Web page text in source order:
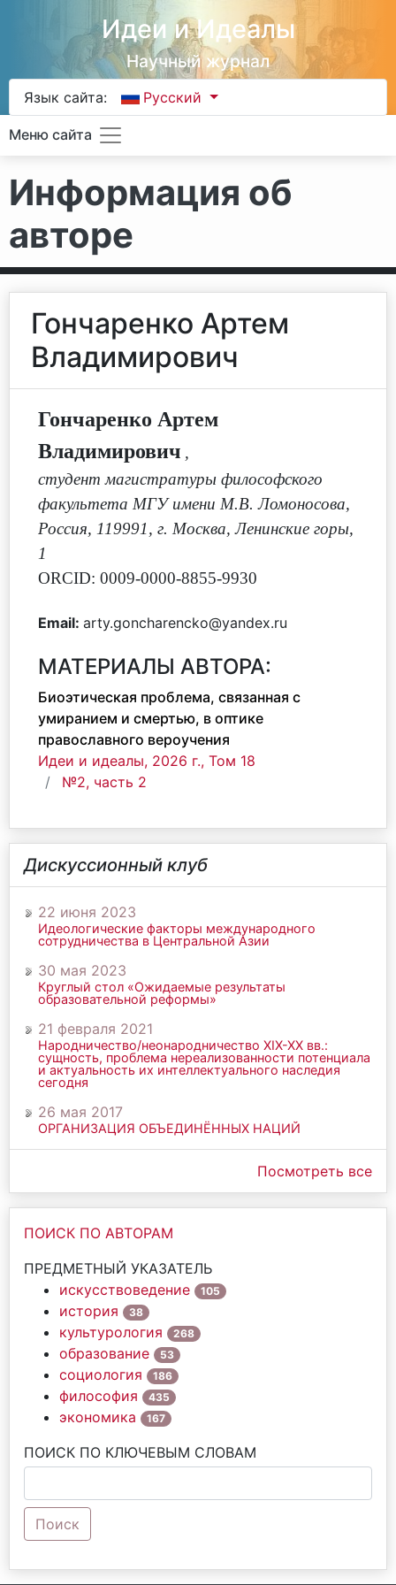
Идеи и Идеалы
Научный журнал
Язык сайта: Русский
Меню сайта
Информация об
авторе
Гончаренко Артем
Владимирович
Гончаренко Артем
Владимирович ,
студент магистратуры философского
факультета МГУ имени М.В. Ломоносова,
Россия, 119991, г. Москва, Ленинские горы,
1
ORCID: 0009-0000-8855-9930
Email: arty.goncharencko@yandex.ru
МАТЕРИАЛЫ АВТОРА:
Биоэтическая проблема, связанная с
умиранием и смертью, в оптике
православного вероучения
Идеи и идеалы, 2026 г., Том 18
№2, часть 2
Дискуссионный клуб
22 июня 2023
Идеологические факторы международного
сотрудничества в Центральной Азии
30 мая 2023
Круглый стол «Ожидаемые результаты
образовательной реформы»
21 февраля 2021
Народничество/неонародничество ХIХ-ХХ вв.:
сущность, проблема нереализованности потенциала
и актуальность их интеллектуального наследия
сегодня
26 мая 2017
ОРГАНИЗАЦИЯ ОБЪЕДИНЁННЫХ НАЦИЙ
Посмотреть все
ПОИСК ПО АВТОРАМ
ПРЕДМЕТНЫЙ УКАЗАТЕЛЬ
искусствоведение
105
история 38
культурология 268
образование 53
социология 186
философия 435
экономика 167
ПОИСК ПО КЛЮЧЕВЫМ СЛОВАМ
Поиск